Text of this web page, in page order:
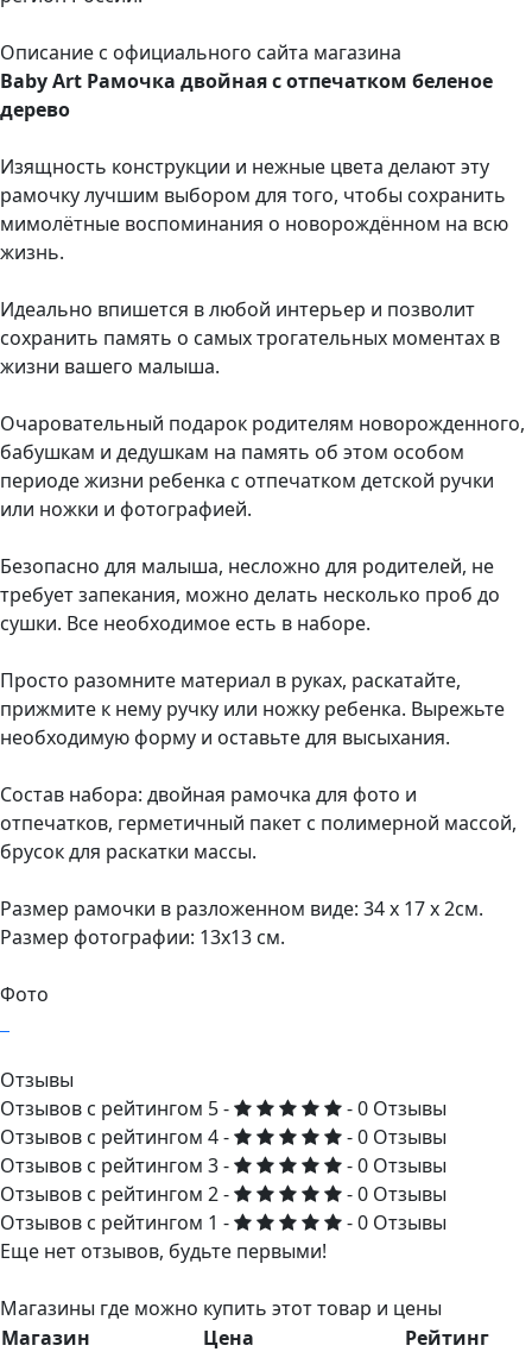
Описание с официального сайта магазина
Baby Art Рамочка двойная с отпечатком беленое
дерево
Изящность конструкции и нежные цвета делают эту
рамочку лучшим выбором для того, чтобы сохранить
мимолётные воспоминания о новорождённом на всю
жизнь.
Идеально впишется в любой интерьер и позволит
сохранить память о самых трогательных моментах в
жизни вашего малыша.
Очаровательный подарок родителям новорожденного,
бабушкам и дедушкам на память об этом особом
периоде жизни ребенка с отпечатком детской ручки
или ножки и фотографией.
Безопасно для малыша, несложно для родителей, не
требует запекания, можно делать несколько проб до
сушки. Все необходимое есть в наборе.
Просто разомните материал в руках, раскатайте,
прижмите к нему ручку или ножку ребенка. Вырежьте
необходимую форму и оставьте для высыхания.
Состав набора: двойная рамочка для фото и
отпечатков, герметичный пакет с полимерной массой,
брусок для раскатки массы.
Размер рамочки в разложенном виде: 34 х 17 х 2см.
Размер фотографии: 13х13 см.
Фото
Отзывы
Отзывов с рейтингом 5 -
- 0 Отзывы
Отзывов с рейтингом 4 -
- 0 Отзывы
Отзывов с рейтингом 3 -
- 0 Отзывы
Отзывов с рейтингом 2 -
- 0 Отзывы
Отзывов с рейтингом 1 -
- 0 Отзывы
Еще нет отзывов, будьте первыми!
Магазины где можно купить этот товар и цены
Магазин
Цена
Рейтинг